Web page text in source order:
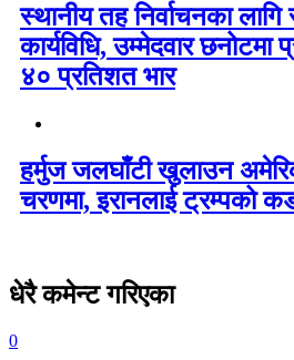
स्थानीय तह निर्वाचनका लागि
कार्यविधि, उम्मेदवार छनोटमा
४० प्रतिशत भार
हर्मुज जलघाँटी खुलाउन
चरणमा, इरानलाई ट्रम्पको
धेरै कमेन्ट गरिएका
0